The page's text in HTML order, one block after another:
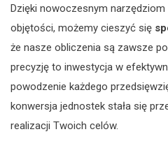
Dzięki nowoczesnym
objętości, możemy cieszyć się
że nasze obliczenia są zawsze
precyzję to inwestycja w
powodzenie każdego
konwersja jednostek stała się
realizacji Twoich celów.